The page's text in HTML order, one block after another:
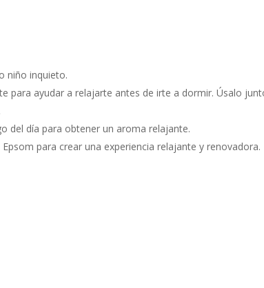
niño inquieto.
para ayudar a relajarte antes de irte a dormir. Úsalo
del día para obtener un aroma relajante.
para crear una experiencia relajante y renovadora.